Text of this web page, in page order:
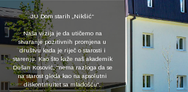
JU Dom starih „Nikšić“
Naša vizija je da utičemo na
stvaranje pozitivnih promjena u
društvu kada je riječ o starosti i
starenju. Kao što kaže naš akademik
Dušan Kosović, "nema razloga da se
na starost gleda kao na apsolutni
diskontinuitet sa mladošću".